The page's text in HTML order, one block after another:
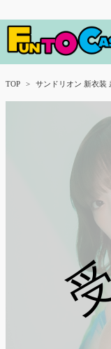
TOP サンドリオン 新衣装